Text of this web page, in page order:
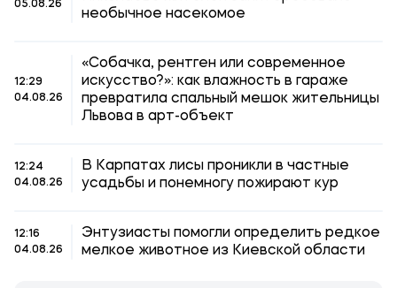
05.08.26
необычное насекомое
12:29
04.08.26
«Собачка, рентген или современное
искусство?»: как влажность в гараже
превратила спальный мешок жительницы
Львова в арт-объект
12:24
04.08.26
В Карпатах лисы проникли в частные
усадьбы и понемногу пожирают кур
12:16
04.08.26
Энтузиасты помогли определить редкое
мелкое животное из Киевской области